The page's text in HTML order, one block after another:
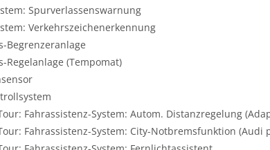
Spurverlassenswarnung
Verkehrszeichenerkennung
Begrenzeranlage
Regelanlage (Tempomat)
Fahrassistenz-System: Autom. Distanzregelung
Fahrassistenz-System: City-Notbremsfunktion (Audi